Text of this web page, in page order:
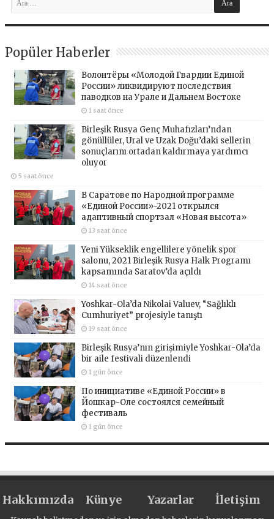
Popüler Haberler
Волонтёры «Молодой Гвардии Единой
России» ликвидируют последствия
паводков на Урале и Дальнем Востоке
1 saat önce
Birleşik Rusya Genç Muhafızları’ndan
gönüllüler, Ural ve Uzak Doğu’daki sellerin
sonuçlarını ortadan kaldırmaya yardımcı
oluyor
5 saat önce
В Саратове по Народной программе
«Единой России»-2021 открылся
адаптивный спортзал «Новая высота»
13 saat önce
Yeni Yükseklik engellilere yönelik spor
salonu, 2021 Birleşik Rusya Halk Programı
kapsamında Saratov’da açıldı
14 saat önce
Yoshkar-Ola’da Nikolai Valuev, “Sağlıklı
Cumhuriyet” projesiyle tanıştı
19 saat önce
Birleşik Rusya’nın girişimiyle Yoshkar-Ola’da
bir aile festivali düzenlendi
1 gün önce
По инициативе «Единой России» в
Йошкар-Оле состоялся семейный
фестиваль
1 gün önce
Hakkımızda Künye Yazarlar İletişim